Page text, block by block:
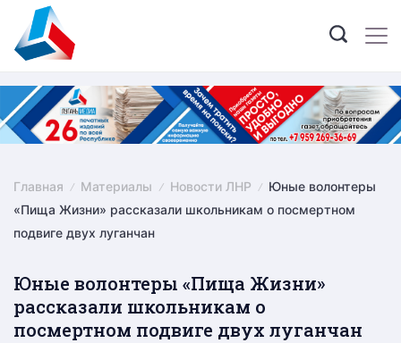
content
Главная Материалы Новости ЛНР
Юные волонтеры
«Пища Жизни» рассказали школьникам о посмертном
подвиге двух луганчан
Юные волонтеры «Пища Жизни»
рассказали школьникам о
посмертном подвиге двух луганчан